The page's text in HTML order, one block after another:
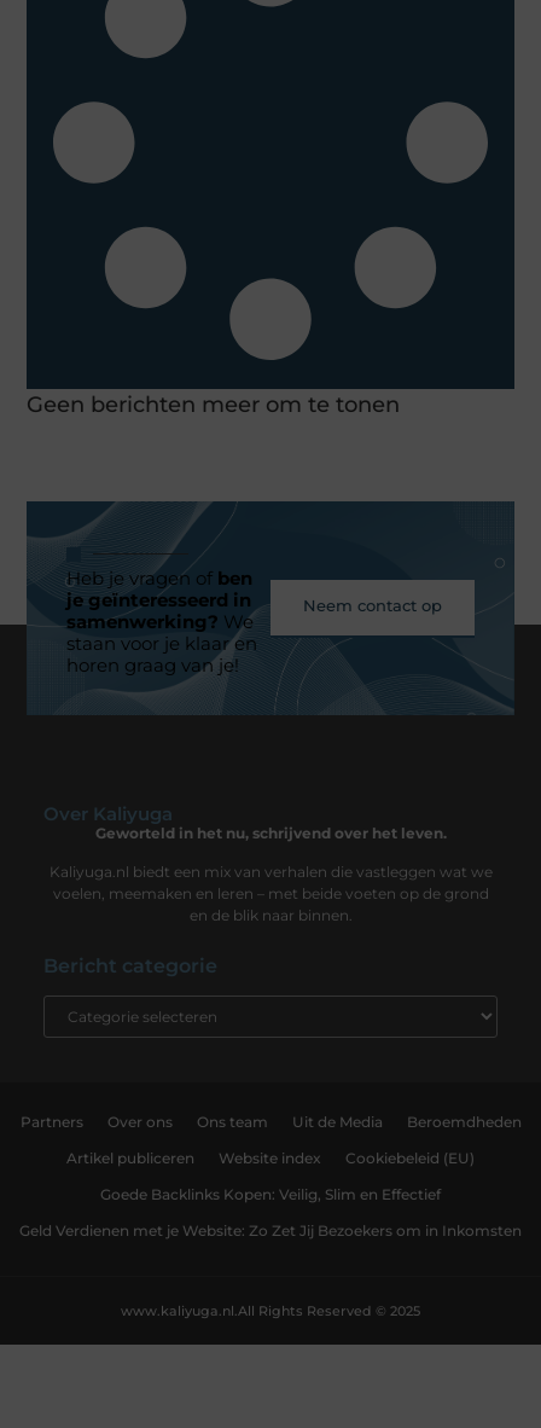
Geen berichten meer om te tonen
Heb je vragen ofben
je geïnteresseerd in
samenwerking? We
staan voor je klaar en
horen graag van je!
Neem contact op
Over Kaliyuga
Geworteld in het nu, schrijvend over het leven.
Kaliyuga.nl biedt een mix van verhalen die vastleggen wat we
voelen, meemaken en leren – met beide voeten op de grond
en de blik naar binnen.
Bericht categorie
Partners Over ons Ons team Uit de Media Beroemdheden
Artikel publiceren Website index Cookiebeleid (EU)
Goede Backlinks Kopen: Veilig, Slim en Effectief
Geld Verdienen met je Website: Zo Zet Jij Bezoekers om in Inkomsten
All Rights Reserved © 2025
www.kaliyuga.nl.